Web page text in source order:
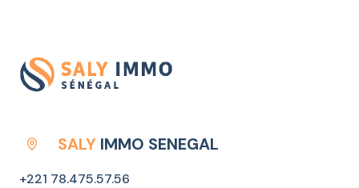
SALY IMMO SENEGAL
+221 78.475.57.56